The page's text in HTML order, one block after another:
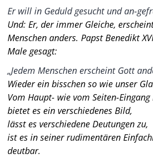
Er will in Geduld gesucht und an-
Und: Er, der immer Gleiche,
Menschen anders. Papst Benedikt
Male gesagt:
„Jedem Menschen erscheint Gott
Wieder ein bisschen so wie unser
Vom Haupt- wie vom Seiten-Eingang
bietet es ein verschiedenes Bild,
lässt es verschiedene Deutungen zu,
ist es in seiner rudimentären
deutbar.